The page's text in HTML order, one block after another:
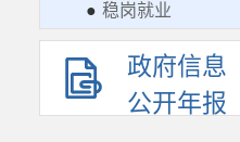
● 稳岗就业
政府信息
公开年报